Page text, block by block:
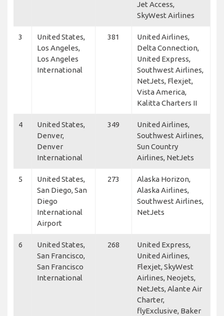
Jet Access,
SkyWest Airlines
3
United States,
Los Angeles,
Los Angeles
International
381
United Airlines,
Delta Connection,
United Express,
Southwest Airlines,
NetJets, Flexjet,
Vista America,
Kalitta Charters II
4
United States,
Denver,
Denver
International
349
United Airlines,
Southwest Airlines,
Sun Country
Airlines, NetJets
5
United States,
San Diego, San
Diego
International
Airport
273
Alaska Horizon,
Alaska Airlines,
Southwest Airlines,
NetJets
6
United States,
San Francisco,
San Francisco
International
268
United Express,
United Airlines,
Flexjet, SkyWest
Airlines, Neojets,
NetJets, Alante Air
Charter,
flyExclusive, Baker